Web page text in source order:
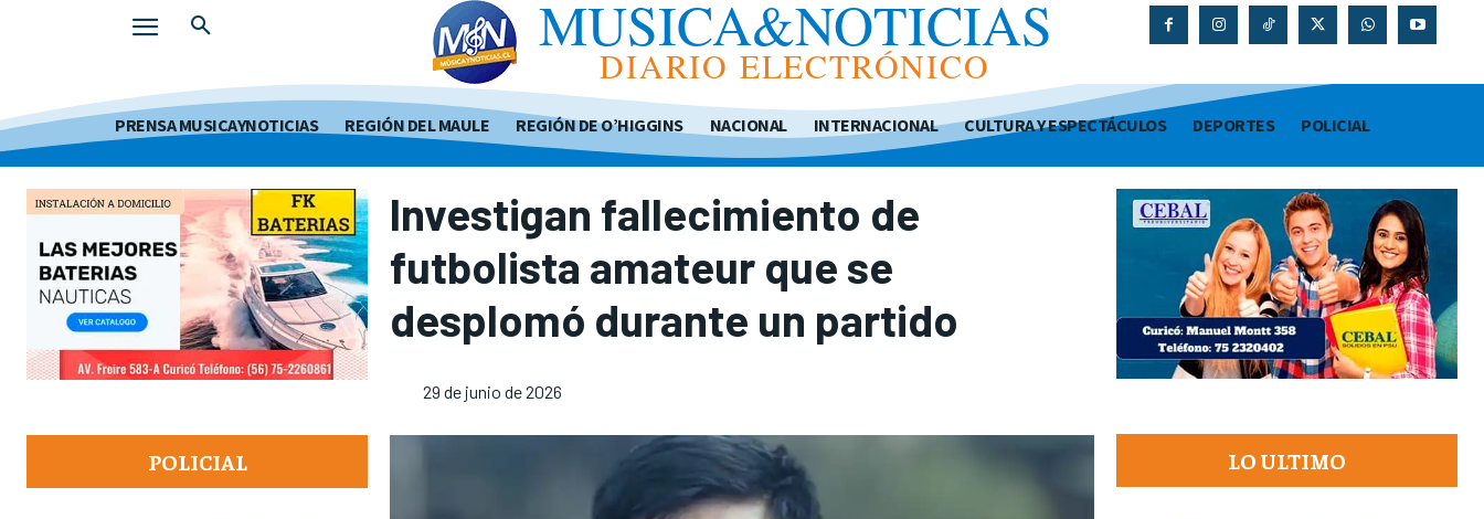
MUSICA&NOTICIAS
DIARIO ELECTRÓNICO
PRENSA MUSICAYNOTICIAS REGIÓN DEL MAULE REGIÓN DE O’HIGGINS NACIONAL INTERNACIONAL CULTURA Y ESPECTÁCULOS DEPORTES POLICIAL
POLICIAL
Investigan fallecimiento de
futbolista amateur que se
desplomó durante un partido
29 de junio de 2026
LO ULTIMO